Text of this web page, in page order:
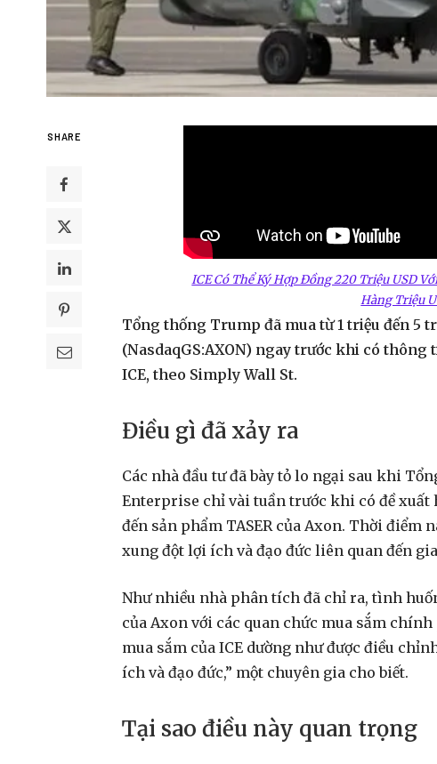
SHARE
ICE Có Thể Ký Hợp Đồng 220 Triệu USD
Hàng Triệu
Tổng thống Trump đã mua từ 1 triệu đến 5
(NasdaqGS:AXON) ngay trước khi có thông
ICE, theo Simply Wall St.
Điều gì đã xảy ra
Các nhà đầu tư đã bày tỏ lo ngại sau khi
Enterprise chỉ vài tuần trước khi có đề xuất
đến sản phẩm TASER của Axon. Thời điểm
xung đột lợi ích và đạo đức liên quan đến
Như nhiều nhà phân tích đã chỉ ra, tình
của Axon với các quan chức mua sắm
mua sắm của ICE dường như được điều
ích và đạo đức,” một chuyên gia cho biết.
Tại sao điều này quan trọng